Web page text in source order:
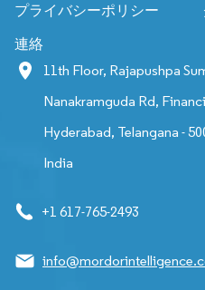
プライバシーポリシー
連絡
11th Floor, Rajapushpa
Nanakramguda Rd,
Hyderabad, Telangana -
India
+1 617-765-2493